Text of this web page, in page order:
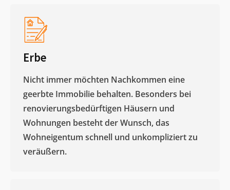
Erbe
Nicht immer möchten Nachkommen eine
geerbte Immobilie behalten. Besonders bei
renovierungsbedürftigen Häusern und
Wohnungen besteht der Wunsch, das
Wohneigentum schnell und unkompliziert zu
veräußern. ​